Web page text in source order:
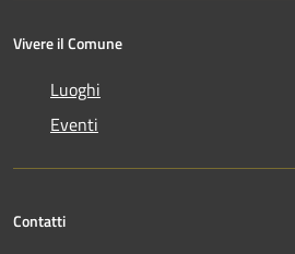
Vivere il Comune
Luoghi
Eventi
Contatti